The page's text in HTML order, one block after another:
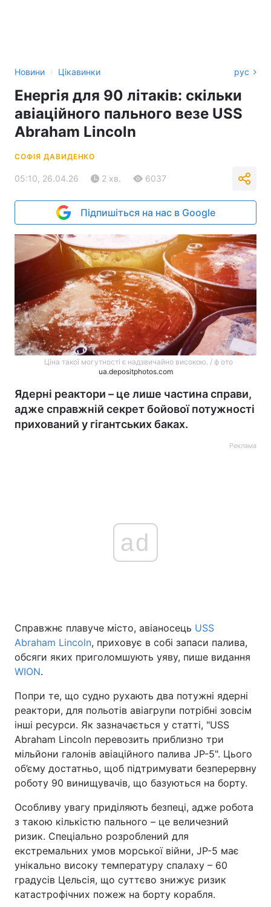
Новини › Цікавинки рус
Енергія для 90 літаків: скільки
авіаційного пального везе USS
Abraham Lincoln
СОФІЯ ДАВИДЕНКО
05:10, 26.04.26 2 хв. 6037
Підпишіться на нас в Google
Ціна такої могутності є надзвичайно високою. / ф ото
ua.depositphotos.com
Ядерні реактори – це лише частина справи,
адже справжній секрет бойової потужності
прихований у гігантських баках.
Реклама
ad
Справжнє плавуче місто, авіаносець USS
Abraham Lincoln, приховує в собі запаси палива,
обсяги яких приголомшують уяву, пише видання
WION.
Попри те, що судно рухають два потужні ядерні
реактори, для польотів авіагрупи потрібні зовсім
інші ресурси. Як зазначається у статті, "USS
Abraham Lincoln перевозить приблизно три
мільйони галонів авіаційного палива JP-5". Цього
об’єму достатньо, щоб підтримувати безперервну
роботу 90 винищувачів, що базуються на борту.
Особливу увагу приділяють безпеці, адже робота
з такою кількістю пального – це величезний
ризик. Спеціально розроблений для
екстремальних умов морської війни, JP-5 має
унікально високу температуру спалаху – 60
градусів Цельсія, що суттєво знижує ризик
катастрофічних пожеж на борту корабля.